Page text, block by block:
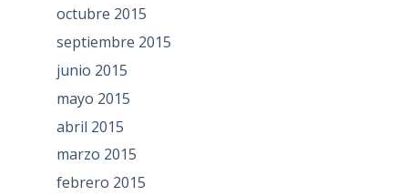
octubre 2015
septiembre 2015
junio 2015
mayo 2015
abril 2015
marzo 2015
febrero 2015